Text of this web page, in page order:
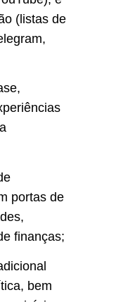
(listas de
portas de
finanças;
bem